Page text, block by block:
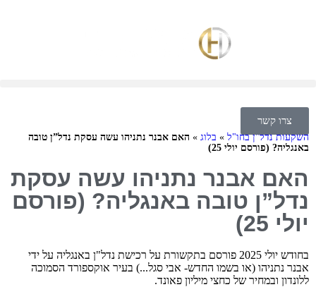
צרו קשר
השקעות נדל"ן בחו"ל » בלוג » האם אבנר נתניהו עשה עסקת נדל”ן טובה
באנגליה? (פורסם יולי 25)
האם אבנר נתניהו עשה עסקת
נדל”ן טובה באנגליה? (פורסם
יולי 25)
בחודש יולי 2025 פורסם בתקשורת על רכישת נדל"ן באנגליה על ידי
אבנר נתניהו (או בשמו החדש- אבי סגל...) בעיר אוקספורד הסמוכה
ללונדון ובמחיר של כחצי מיליון פאונד.